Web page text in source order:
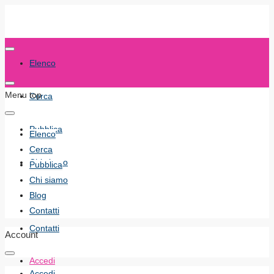
Elenco
Cerca
Pubblica
Chi siamo
Blog
Contatti
Accedi
Menu top
Elenco
Cerca
Pubblica
Chi siamo
Blog
Contatti
Account